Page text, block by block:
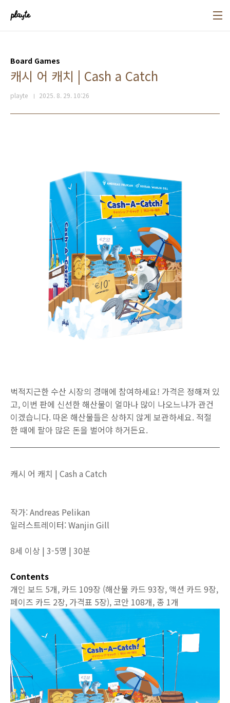
Board Games
캐시 어 캐치 | Cash a Catch
playte 2025. 8. 29. 10:26
벅적지근한 수산 시장의 경매에 참여하세요! 가격은 정해져 있
고, 이번 판에 신선한 해산물이 얼마나 많이 나오느냐가 관건
이겠습니다. 따온 해산물들은 상하지 않게 보관하세요. 적절
한 때에 팔아 많은 돈을 벌어야 하거든요.
캐시 어 캐치 | Cash a Catch
작가: Andreas Pelikan
일러스트레이터: Wanjin Gill
8세 이상 | 3-5명 | 30분
Contents
개인 보드 5개, 카드 109장 (해산물 카드 93장, 액션 카드 9장,
페이즈 카드 2장, 가격표 5장), 코안 108개, 종 1개